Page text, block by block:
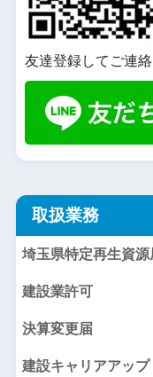
友達登録してご連絡
取扱業務
埼玉県特定再生資
建設業許可
決算変更届
建設キャリアアップ